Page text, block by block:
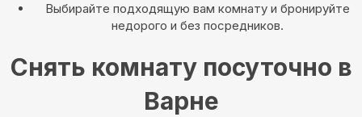
Выбирайте подходящую вам комнату и бронируйте
недорого и без посредников.
Снять комнату посуточно в
Варне